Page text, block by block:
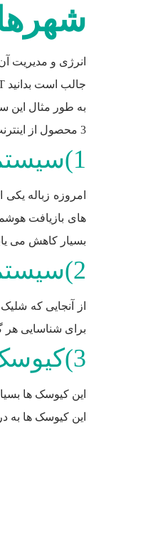
انرژی و مدیریت
جالب است بدانید IoT در خصوص کاهش مصرف آب و مدیریت مصرف آب راه حل های جدیدی توسعه یافته است.
به طور مثال این
3 محصول از اینترنت اشیاء که جهان سال 2017 به آن احتیاج خواهد داشت:
1)سیستم بازیافت هوشمند
بسیار کاهش می
2)سیستم شناسایی شلیک گلوله
از آنجایی که
برای شناسایی هر
3)کیوسک های دیجیتال
این کیوسک ها
این کیوسک ها به